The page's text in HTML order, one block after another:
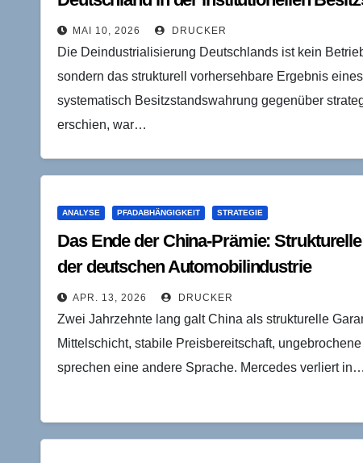
MAI 10, 2026 DRUCKER
Die Deindustrialisierung Deutschlands ist kein
sondern das strukturell vorhersehbare Ergebnis
systematisch Besitzstandswahrung gegenüber
erschien, war…
ANALYSE PFADABHÄNGIGKEIT STRATEGIE
Das Ende der China-Prämie:
der deutschen Automobilindustrie
APR. 13, 2026 DRUCKER
Zwei Jahrzehnte lang galt China als strukturelle
Mittelschicht, stabile Preisbereitschaft,
sprechen eine andere Sprache. Mercedes verliert in…